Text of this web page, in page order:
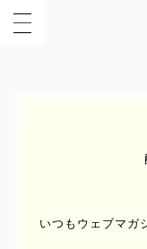
いつもウェブマガ